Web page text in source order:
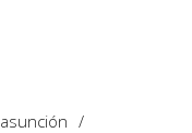
asunción